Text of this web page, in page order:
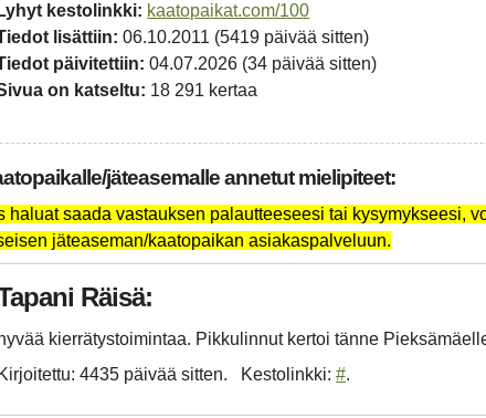
kestolinkki: kaatopaikat.com/100
lisättiin: 06.10.2011 (5419 päivää sitten)
päivitettiin: 04.07.2026 (34 päivää sitten)
on katseltu: 18 291 kertaa
jäteasemalle annetut mielipiteet:
haluat saada vastauksen palautteeseesi tai kysymykseesi,
jäteaseman/kaatopaikan asiakaspalveluun.
Räisä:
kierrätystoimintaa. Pikkulinnut kertoi tänne
4435 päivää sitten
Kestolinkki:#